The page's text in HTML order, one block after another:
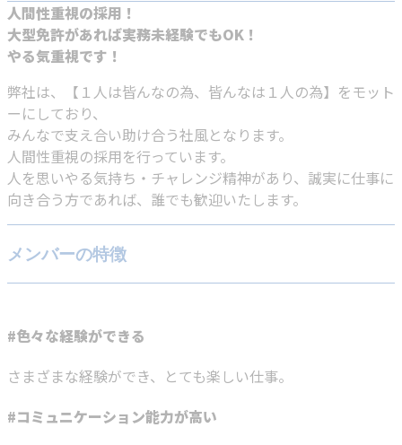
人間性重視の採用！
大型免許があれば実務未経験でもOK！
やる気重視です！
弊社は、【１人は皆んなの為、皆んなは１人の為】をモット
ーにしており、
みんなで支え合い助け合う社風となります。
人間性重視の採用を行っています。
人を思いやる気持ち・チャレンジ精神があり、誠実に仕事に
向き合う方であれば、誰でも歓迎いたします。
メンバーの特徴
#色々な経験ができる
さまざまな経験ができ、とても楽しい仕事。
#コミュニケーション能力が高い